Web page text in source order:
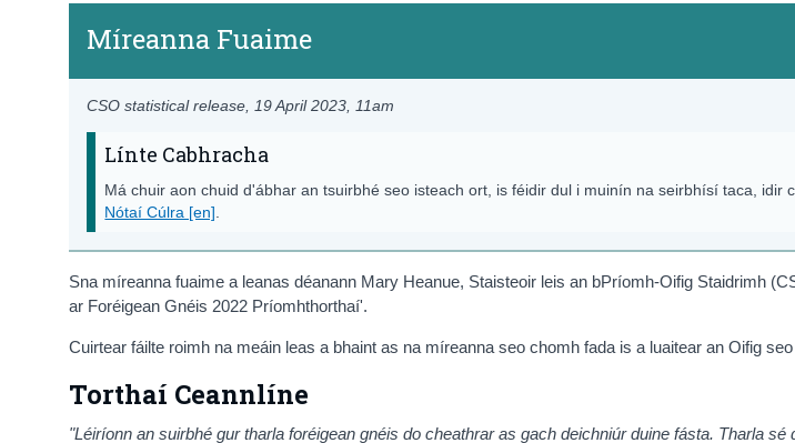
Míreanna Fuaime
CSO statistical release, 19 April 2023 , 11am
Línte Cabhracha
Má chuir aon chuid d'ábhar an tsuirbhé seo isteach ort, is féidir dul i muinín na seirbhísí taca, idir
Nótaí Cúlra [en]
Sna míreanna fuaime a leanas déanann Mary Heanue, Staisteoir leis an bPríomh-Oifig Staidrimh
ar Foréigean Gnéis 2022 Príomhthorthaí'.
Cuirtear fáilte roimh na meáin leas a bhaint as na míreanna seo chomh fada is a luaitear an Oifig seo
Torthaí Ceannlíne
"Léiríonn an suirbhé gur tharla foréigean gnéis do cheathrar as gach deichniúr duine fásta. Tharla sé